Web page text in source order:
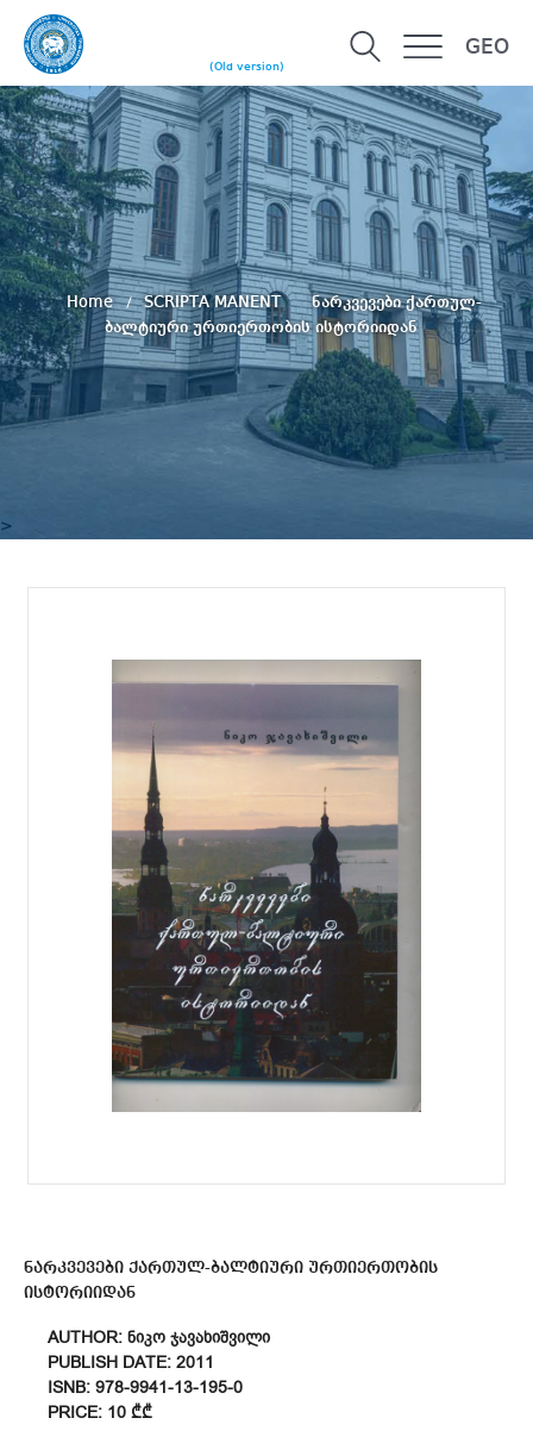
(Old version)
GEO
>
Home SCRIPTA MANENT
ნარკვევები ქართულ-
ბალტიური ურთიერთობის ისტორიიდან
ნარკვევები ქართულ-ბალტიური ურთიერთობის
ისტორიიდან
AUTHOR: ᲜᲘᲙᲝ ᲯᲐᲕᲐᲮᲘᲨᲕᲘᲚᲘ
PUBLISH DATE: 2011
ISNB: 978-9941-13-195-0
PRICE: 10 ₾₾